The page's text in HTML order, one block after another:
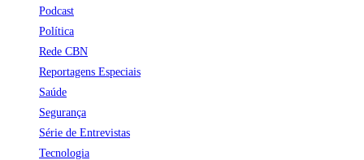
Podcast
Política
Rede CBN
Reportagens Especiais
Saúde
Segurança
Série de Entrevistas
Tecnologia